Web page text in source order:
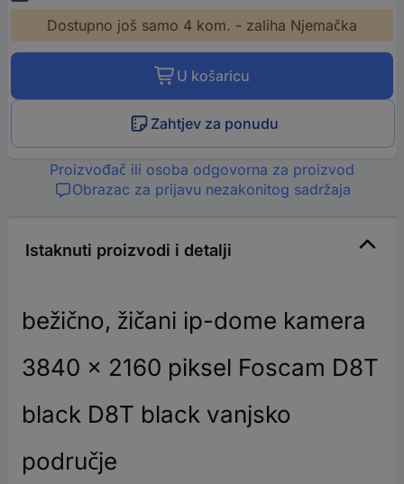
Dostupno još samo 4 kom. - zaliha Njemačka
U košaricu
Zahtjev za ponudu
Proizvođač ili osoba odgovorna za proizvod
Obrazac za prijavu nezakonitog sadržaja
Istaknuti proizvodi i detalji
bežično, žičani ip-dome kamera
3840 x 2160 piksel Foscam D8T
black D8T black vanjsko
područje